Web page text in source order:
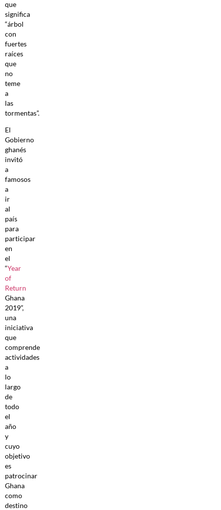
que
significa
“árbol
con
fuertes
raíces
que
no
teme
a
las
tormentas”.
El
Gobierno
ghanés
invitó
a
famosos
a
ir
al
país
para
participar
en
el
“Year
of
Return
Ghana
2019”,
una
iniciativa
que
comprende
actividades
a
lo
largo
de
todo
el
año
y
cuyo
objetivo
es
patrocinar
Ghana
como
destino